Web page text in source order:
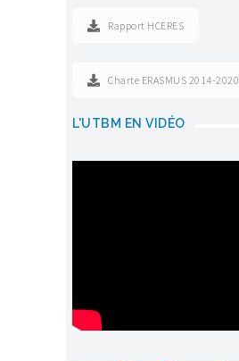
Rapport HCERES
Charte ERASMUS 2014-2020
L'UTBM EN VIDÉO